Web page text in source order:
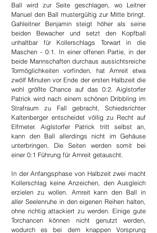
Ball wird zur Seite geschlagen, wo Leitner
Manuel den Ball mustergültig zur Mitte bringt.
Gahleitner Benjamin steigt höher als seine
beiden Bewacher und setzt den Kopfball
unhaltbar für Kollerschlags Torwart in die
Maschen - 0:1. In einer offenen Partie, in der
beide Mannschaften durchaus aussichtsreiche
Tormöglichkeiten vorfinden, hat Arnreit etwa
zwölf Minuten vor Ende der ersten Halbzeit die
wohl größte Chance auf das 0:2. Aiglstorfer
Patrick wird nach einem schönen Dribbling im
Strafraum zu Fall gebracht, Schiedsrichter
Kaltenberger entscheidet völlig zu Recht auf
Elfmeter. Aiglstorfer Patrick tritt selbst an,
kann den Ball allerdings nicht im Gehäuse
unterbringen. Die Seiten werden somit bei
einer 0:1 Führung für Arnreit getauscht.
In der Anfangsphase von Halbzeit zwei macht
Kollerschlag keine Anzeichen, den Ausgleich
erzielen zu wollen. Arnreit kann den Ball in
aller Seelenruhe in den eigenen Reihen halten,
ohne richtig attackiert zu werden. Einige gute
Torchancen können nicht genutzt werden,
wodurch es bei dem knappen Vorsprung